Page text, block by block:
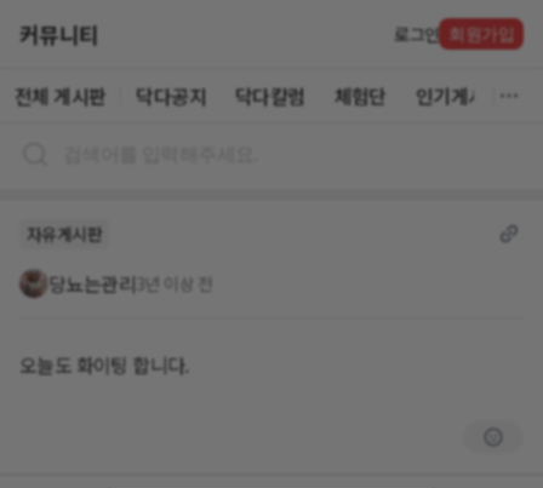
커뮤니티 로그인 회원가입
전체 게시판 닥다공지 닥다칼럼 체험단 인기게시글
자유게시판
당뇨는관리 3년 이상 전
오늘도 화이팅 합니다.